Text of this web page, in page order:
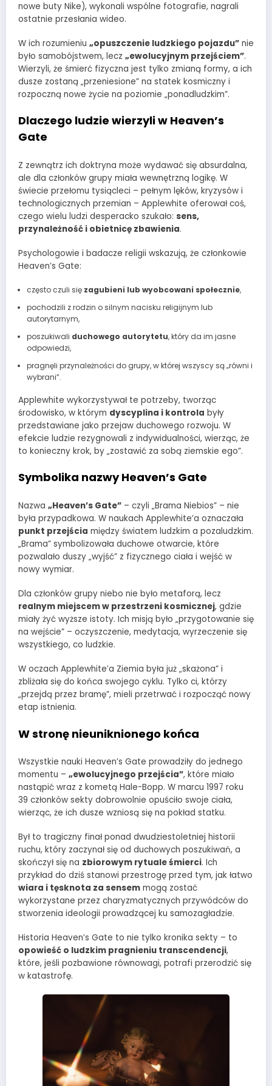
nowe buty Nike), wykonali wspólne fotografie, nagrali
ostatnie przesłania wideo.
W ich rozumieniu „opuszczenie ludzkiego pojazdu” nie
było samobójstwem, lecz „ewolucyjnym przejściem”.
Wierzyli, że śmierć fizyczna jest tylko zmianą formy, a ich
dusze zostaną „przeniesione” na statek kosmiczny i
rozpoczną nowe życie na poziomie „ponadludzkim”.
Dlaczego ludzie wierzyli w Heaven’s
Gate
Z zewnątrz ich doktryna może wydawać się absurdalna,
ale dla członków grupy miała wewnętrzną logikę. W
świecie przełomu tysiącleci – pełnym lęków, kryzysów i
technologicznych przemian – Applewhite oferował coś,
czego wielu ludzi desperacko szukało: sens,
przynależność i obietnicę zbawienia.
Psychologowie i badacze religii wskazują, że członkowie
Heaven’s Gate:
często czuli się zagubieni lub wyobcowani społecznie,
pochodzili z rodzin o silnym nacisku religijnym lub
autorytarnym,
poszukiwali duchowego autorytetu, który da im jasne
odpowiedzi,
pragnęli przynależności do grupy, w której wszyscy są „równi i
wybrani”.
Applewhite wykorzystywał te potrzeby, tworząc
środowisko, w którym dyscyplina i kontrola były
przedstawiane jako przejaw duchowego rozwoju. W
efekcie ludzie rezygnowali z indywidualności, wierząc, że
to konieczny krok, by „zostawić za sobą ziemskie ego”.
Symbolika nazwy Heaven’s Gate
Nazwa „Heaven’s Gate” – czyli „Brama Niebios” – nie
była przypadkowa. W naukach Applewhite’a oznaczała
punkt przejścia między światem ludzkim a pozaludzkim.
„Brama” symbolizowała duchowe otwarcie, które
pozwalało duszy „wyjść” z fizycznego ciała i wejść w
nowy wymiar.
Dla członków grupy niebo nie było metaforą, lecz
realnym miejscem w przestrzeni kosmicznej, gdzie
miały żyć wyższe istoty. Ich misją było „przygotowanie się
na wejście” – oczyszczenie, medytacja, wyrzeczenie się
wszystkiego, co ludzkie.
W oczach Applewhite’a Ziemia była już „skażona” i
zbliżała się do końca swojego cyklu. Tylko ci, którzy
„przejdą przez bramę”, mieli przetrwać i rozpocząć nowy
etap istnienia.
W stronę nieuniknionego końca
Wszystkie nauki Heaven’s Gate prowadziły do jednego
momentu – „ewolucyjnego przejścia”, które miało
nastąpić wraz z kometą Hale-Bopp. W marcu 1997 roku
39 członków sekty dobrowolnie opuściło swoje ciała,
wierząc, że ich dusze wzniosą się na pokład statku.
Był to tragiczny finał ponad dwudziestoletniej historii
ruchu, który zaczynał się od duchowych poszukiwań, a
skończył się na zbiorowym rytuale śmierci. Ich
przykład do dziś stanowi przestrogę przed tym, jak łatwo
wiara i tęsknota za sensem mogą zostać
wykorzystane przez charyzmatycznych przywódców do
stworzenia ideologii prowadzącej ku samozagładzie.
Historia Heaven’s Gate to nie tylko kronika sekty – to
opowieść o ludzkim pragnieniu transcendencji,
które, jeśli pozbawione równowagi, potrafi przerodzić się
w katastrofę.